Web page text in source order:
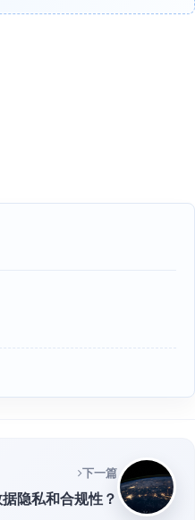
下一篇
隐私和合规性？